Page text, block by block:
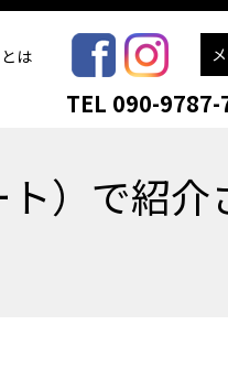
TEL 090-9787-
は
）で紹介